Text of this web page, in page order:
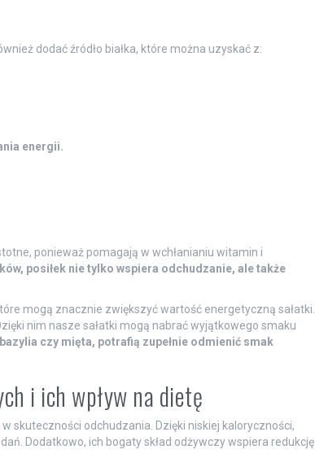
dodać źródło białka, które można uzyskać z:
energii.
ponieważ pomagają w wchłanianiu witamin i
posiłek nie tylko wspiera odchudzanie, ale także
mogą znacznie zwiększyć wartość energetyczną sałatki.
nim nasze sałatki mogą nabrać wyjątkowego smaku
czy mięta, potrafią zupełnie odmienić smak
i ich wpływ na dietę
skuteczności odchudzania. Dzięki niskiej kaloryczności,
Dodatkowo, ich bogaty skład odżywczy wspiera redukcję